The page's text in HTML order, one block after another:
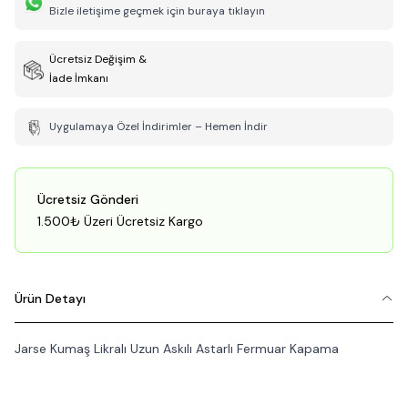
Bizle iletişime geçmek için buraya tıklayın
Ücretsiz Değişim &
İade İmkanı
Uygulamaya Özel İndirimler – Hemen İndir
Ücretsiz Gönderi
1.500₺ Üzeri Ücretsiz Kargo
Ürün Detayı
Jarse Kumaş Likralı Uzun Askılı Astarlı Fermuar Kapama